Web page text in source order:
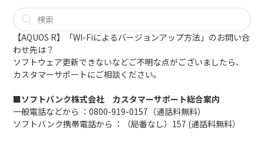
【AQUOS R】「WI-Fiによるバージョンアップ方法」のお問い合
わせ先は？
ソフトウェア更新できないなどご不明な点がございましたら、
カスタマーサポートにご相談ください。
■ソフトバンク株式会社 カスタマーサポート総合案内
一般電話などから ：0800-919-0157（通話料無料）
ソフトバンク携帯電話から ：（局番なし）157 (通話料無料）